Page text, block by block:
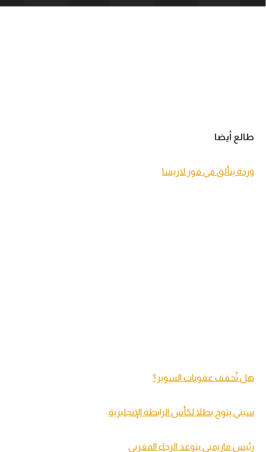
طالع أيضا
وردة يتألق في فوز لاريسا
هل تُخفف عقوبات السوبر؟
سيتي يتوج بطلا لكأس الرابطة الإنجليزية
رئيس مازيمبي يتوعد الرجاء المغربي